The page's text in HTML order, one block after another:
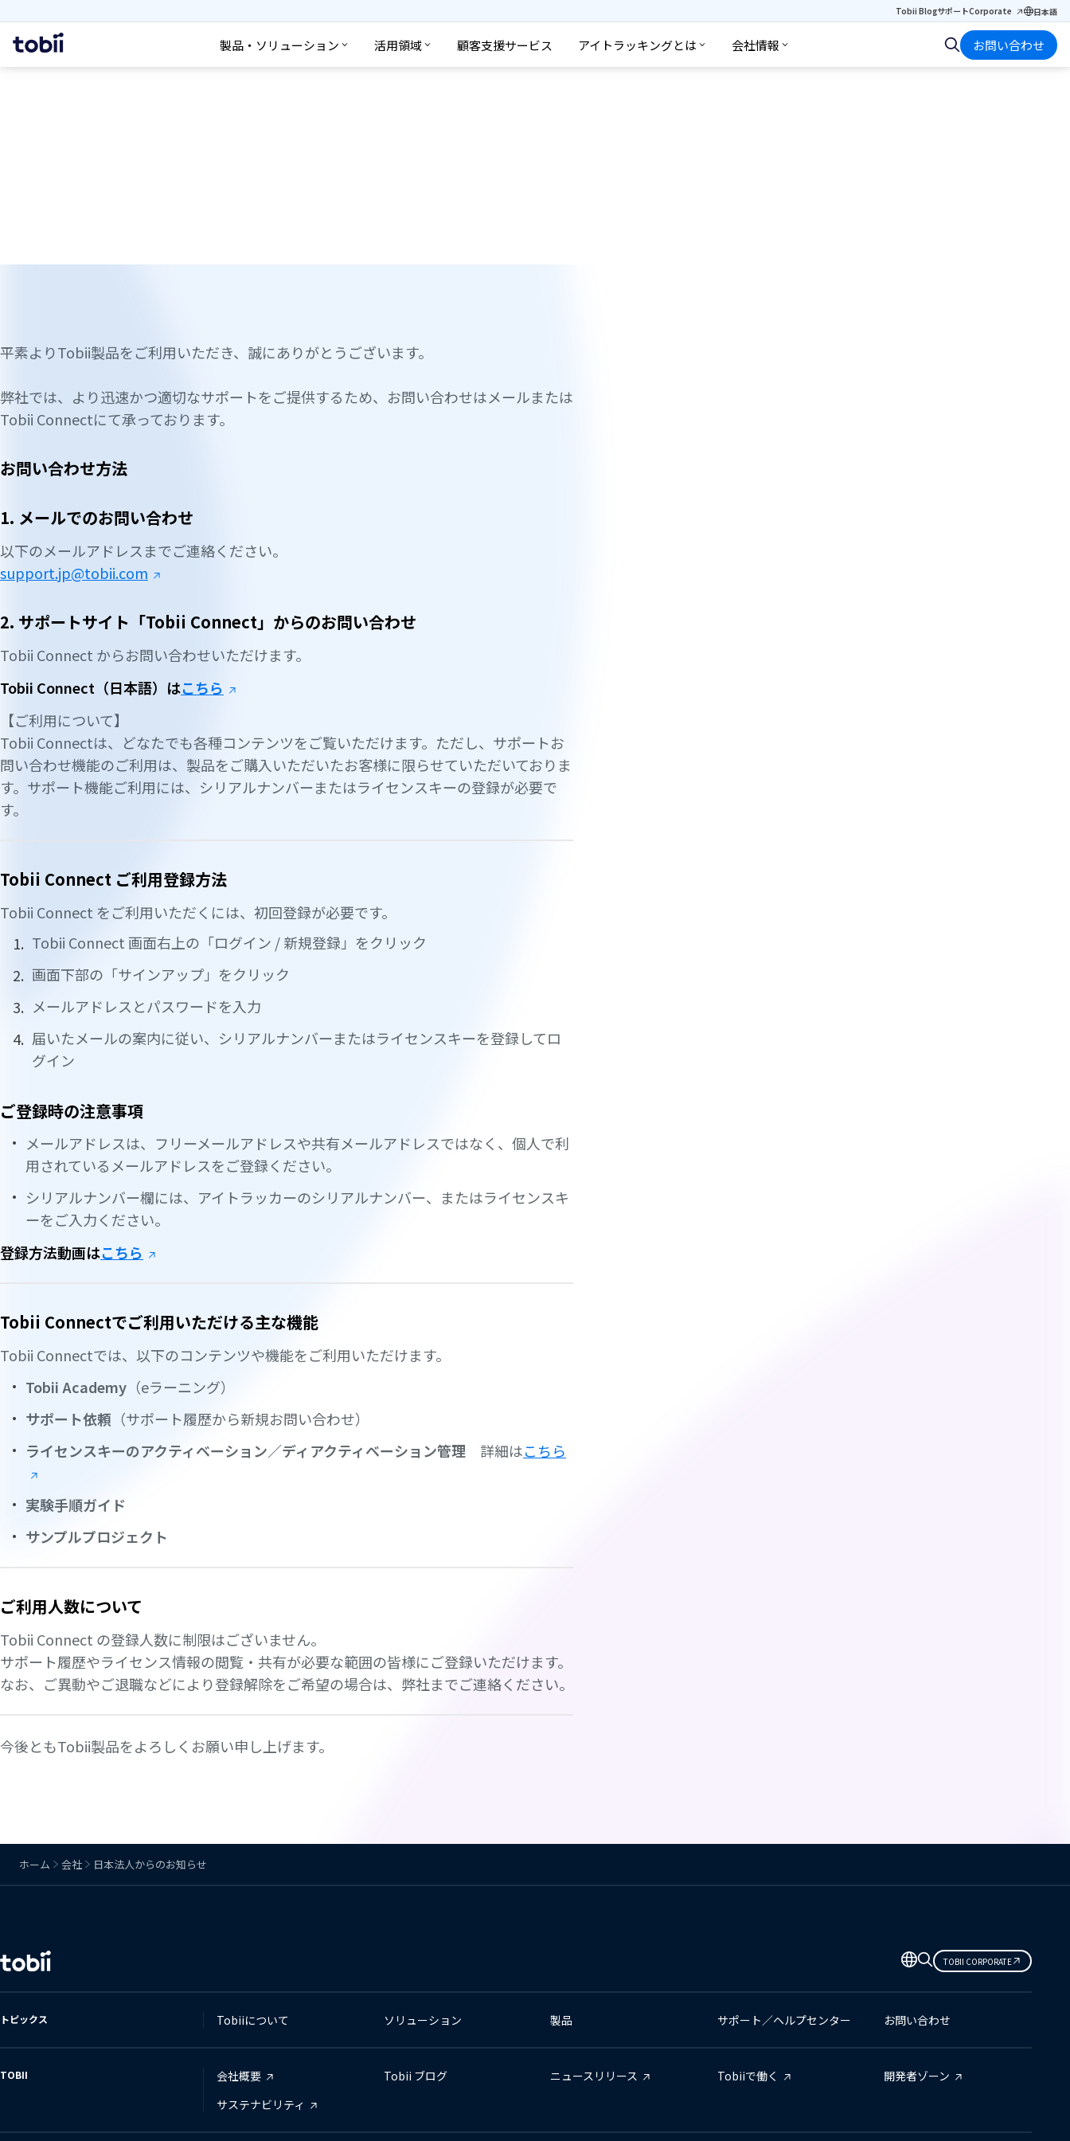
Tobii BlogサポートCorporate 日本語
ホ
ー
製品・ソリューション 活用領域 顧客支援サービス アイトラッキングとは 会社情報
検索 お問い合わせ
平素よりTobii製品をご利用いただき、誠にありがとうございます。
弊社では、より迅速かつ適切なサポートをご提供するため、お問い合わせはメールまたは
Tobii Connectにて承っております。
お問い合わせ方法
1. メールでのお問い合わせ
以下のメールアドレスまでご連絡ください。
support.jp@tobii.com
2. サポートサイト「Tobii Connect」からのお問い合わせ
Tobii Connect からお問い合わせいただけます。
Tobii Connect（日本語）はこちら
【ご利用について】
Tobii Connectは、どなたでも各種コンテンツをご覧いただけます。ただし、サポートお
問い合わせ機能のご利用は、製品をご購入いただいたお客様に限らせていただいておりま
す。サポート機能ご利用には、シリアルナンバーまたはライセンスキーの登録が必要で
す。
Tobii Connect ご利用登録方法
Tobii Connect をご利用いただくには、初回登録が必要です。
Tobii Connect 画面右上の「ログイン / 新規登録」をクリック
画面下部の「サインアップ」をクリック
メールアドレスとパスワードを入力
届いたメールの案内に従い、シリアルナンバーまたはライセンスキーを登録してロ
グイン
ご登録時の注意事項
メールアドレスは、フリーメールアドレスや共有メールアドレスではなく、個人で利
用されているメールアドレスをご登録ください。
シリアルナンバー欄には、アイトラッカーのシリアルナンバー、またはライセンスキ
ーをご入力ください。
登録方法動画はこちら
Tobii Connectでご利用いただける主な機能
Tobii Connectでは、以下のコンテンツや機能をご利用いただけます。
Tobii Academy （eラーニング）
サポート依頼 （サポート履歴から新規お問い合わせ）
ライセンスキーのアクティベーション／ディアクティベーション管理 詳細はこちら
実験手順ガイド
サンプルプロジェクト
ご利用人数について
Tobii Connect の登録人数に制限はございません。
サポート履歴やライセンス情報の閲覧・共有が必要な範囲の皆様にご登録いただけます。
なお、ご異動やご退職などにより登録解除をご希望の場合は、弊社までご連絡ください。
今後ともTobii製品をよろしくお願い申し上げます。
ホーム 会社 日本法人からのお知らせ
言
語
の
更
TOBII CORPORATE
トピックス Tobiiについて ソリューション 製品 サポート／ヘルプセンター お問い合わせ
TOBII 会社概要 Tobii ブログ ニュースリリース Tobiiで働く
開発者ゾーン
サステナビリティ